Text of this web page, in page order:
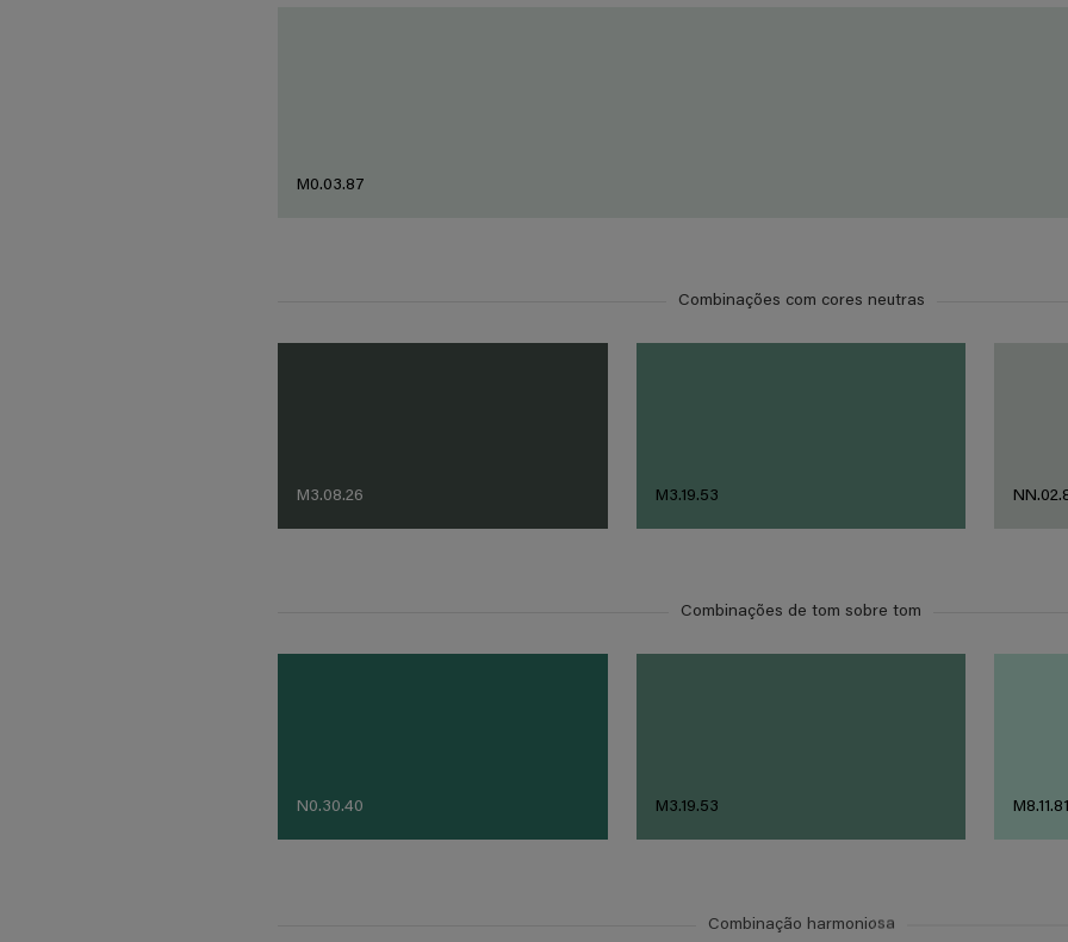
M0.03.87
Combinações com cores neutras
M3.08.26 M3.19.53
Combinações de tom sobre tom
N0.30.40 M3.19.53
Combinação harmoniosa